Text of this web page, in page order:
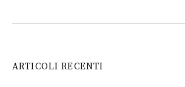
ARTICOLI RECENTI